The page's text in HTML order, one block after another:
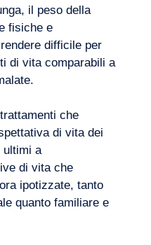
il peso della
fisiche e
difficile per
di vita comparabili a
che
di vita dei
ultimi a
di vita che
ipotizzate, tanto
quanto familiare e